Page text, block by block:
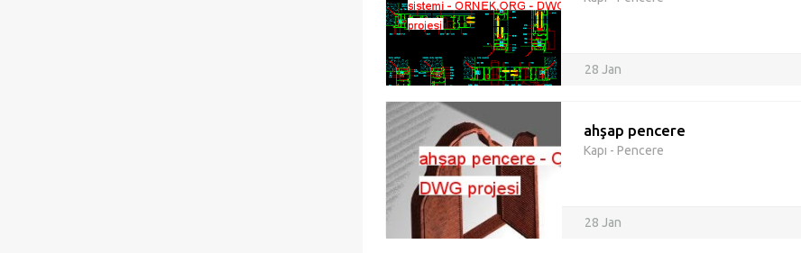
28 Jan
ahşap pencere
Kapı - Pencere
28 Jan